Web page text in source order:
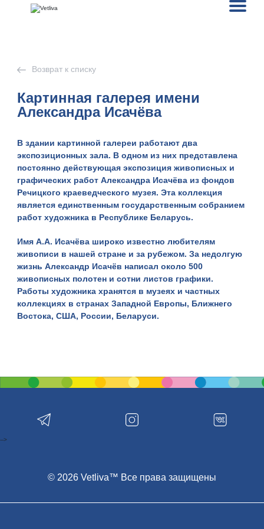
Возврат к списку
Картинная галерея имени
Александра Исачёва
В здании картинной галереи работают два
экспозиционных зала. В одном из них представлена
постоянно действующая экспозиция живописных и
графических работ Александра Исачёва из фондов
Речицкого краеведческого музея. Эта коллекция
является единственным государственным собранием
работ художника в Республике Беларусь.
Имя А.А. Исачёва широко известно любителям
живописи в нашей стране и за рубежом. За недолгую
жизнь Александр Исачёв написал около 500
живописных полотен и сотни листов графики.
Работы художника хранятся в музеях и частных
коллекциях в странах Западной Европы, Ближнего
Востока, США, России, Беларуси.
ста музейных предметов. В настоящее время работы
Александра Исачёва в свободном доступе можно
галереи Речицкого краеведческого музея.
реализованы масштабные выставочные проекты
международного форматов. Успехом пользуются
© 2026 Vetliva™ Все права защищены
-->